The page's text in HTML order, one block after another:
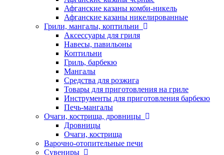
Афганские казаны комби-никель
Афганские казаны никелированные
Грили, мангалы, коптильни
Аксессуары для гриля
Навесы, павильоны
Коптильни
Гриль, барбекю
Мангалы
Средства для розжига
Товары для приготовления на гриле
Инструменты для приготовления барбекю
Печь-мангалы
Очаги, кострища, дровницы
Дровницы
Очаги, кострища
Варочно-отопительные печи
Сувениры